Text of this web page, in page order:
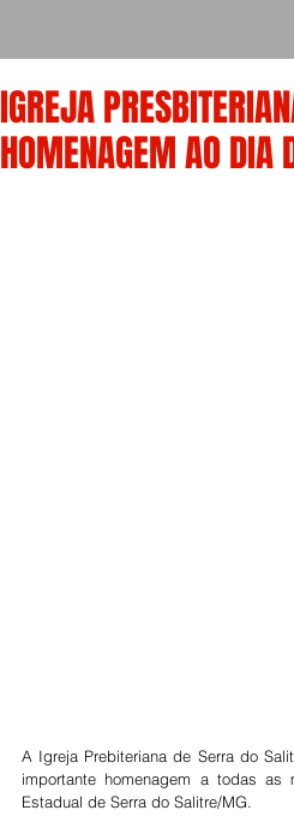
IGREJA
HOMENAGEM AO DIA
A Igreja Prebiteriana de Serra do
importante homenagem a todas
Estadual de Serra do Salitre/MG.